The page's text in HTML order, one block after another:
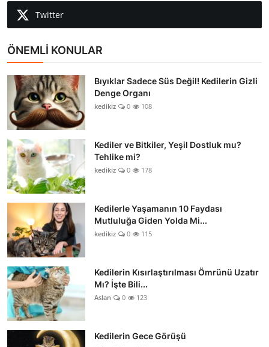
Twitter
ÖNEMLİ KONULAR
Bıyıklar Sadece Süs Değil! Kedilerin Gizli
Denge Organı
kedikiz 0 108
Kediler ve Bitkiler, Yeşil Dostluk mu?
Tehlike mi?
kedikiz 0 178
Kedilerle Yaşamanın 10 Faydası
Mutluluğa Giden Yolda Mi...
kedikiz 0 115
Kedilerin Kısırlaştırılması Ömrünü Uzatır
Mı? İşte Bili...
Aslan 0 123
Kedilerin Gece Görüşü